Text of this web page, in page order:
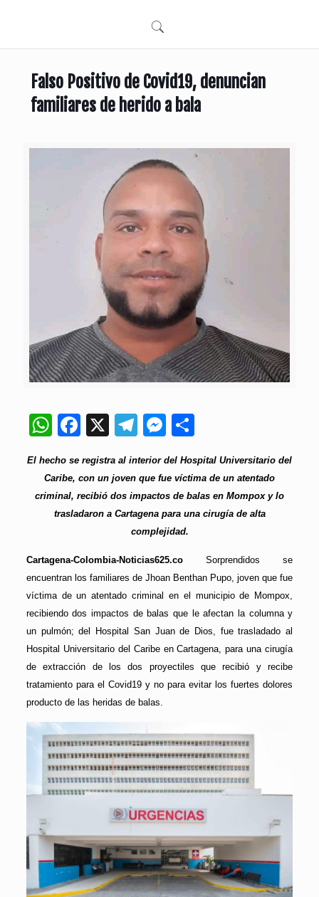
Falso Positivo de Covid19, denuncian
familiares de herido a bala
WhatsApp
Facebook
X Telegram
Messenger
El hecho se registra al interior del Hospital Universitario del
Caribe, con un joven que fue víctima de un atentado
criminal, recibió dos impactos de balas en Mompox y lo
trasladaron a Cartagena para una cirugía de alta
complejidad.
Cartagena-Colombia-Noticias625.coSorprendidos se
encuentran los familiares de Jhoan Benthan Pupo, joven que fue
víctima de un atentado criminal en el municipio de Mompox,
recibiendo dos impactos de balas que le afectan la columna y
un pulmón; del Hospital San Juan de Dios, fue trasladado al
Hospital Universitario del Caribe en Cartagena, para una cirugía
de extracción de los dos proyectiles que recibió y recibe
tratamiento para el Covid19 y no para evitar los fuertes dolores
producto de las heridas de balas.